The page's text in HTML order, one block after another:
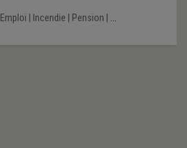
Emploi Incendie Pension ...